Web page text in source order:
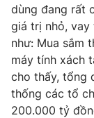
Góc doanh
Truyền hình
Phim VTV
Hậu trường
Nhân vật
Giải trí
Điện ảnh
Âm nhạc
Đời sống
dùng đang rất
giá trị nhỏ, vay
như: Mua sắm
máy tính xách
cho thấy, tổng
thống các tổ
200.000 tỷ